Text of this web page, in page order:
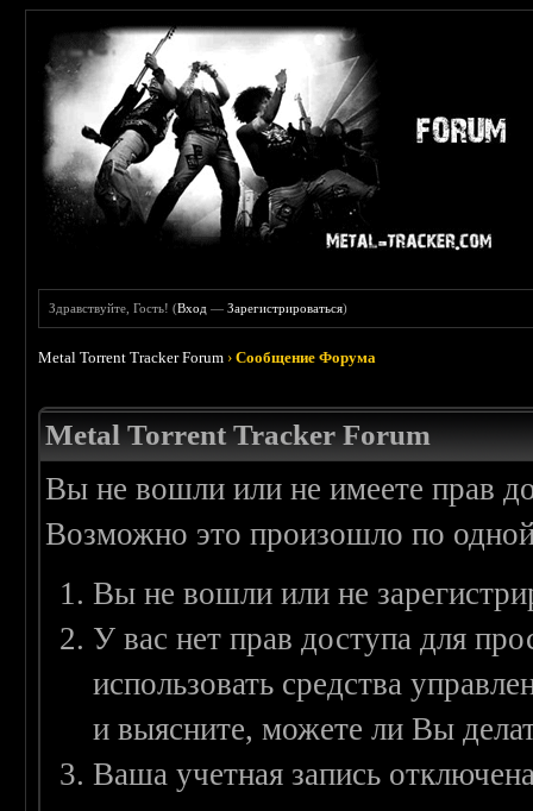
Здравствуйте, Гость! (Вход —Зарегистрироваться)
Metal Torrent Tracker Forum ›Сообщение Форума
Metal Torrent Tracker Forum
Вы не вошли или не имеете прав
Возможно это произошло по
Вы не вошли или не
У вас нет прав доступа для
использовать средства
и выясните, можете ли Вы
Ваша учетная запись